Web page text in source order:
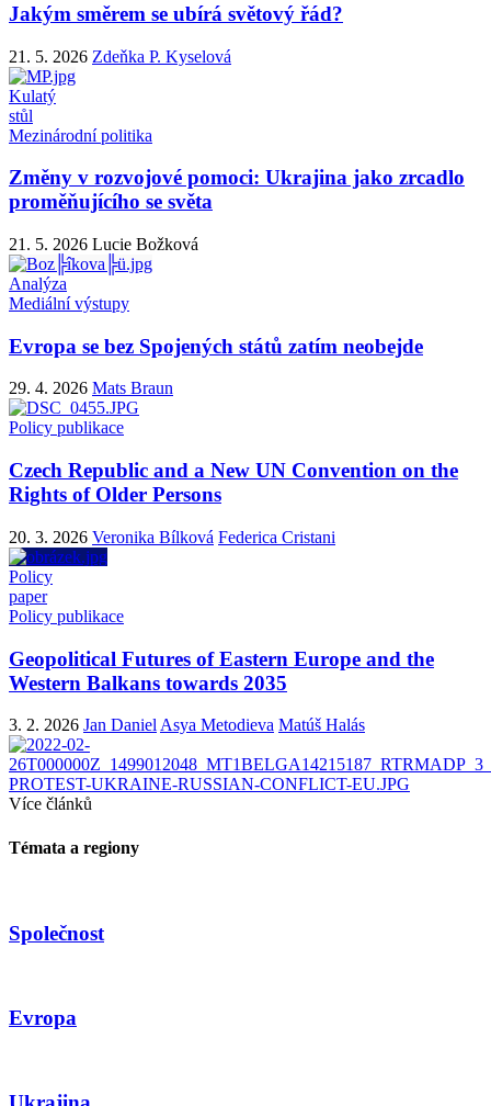
Jakým směrem se ubírá světový řád?
21. 5. 2026 Zdeňka P. Kyselová
Kulatý
stůl
Mezinárodní politika
Změny v rozvojové pomoci: Ukrajina jako zrcadlo
proměňujícího se světa
21. 5. 2026 Lucie Božková
Analýza
Mediální výstupy
Evropa se bez Spojených států zatím neobejde
29. 4. 2026 Mats Braun
Policy publikace
Czech Republic and a New UN Convention on the
Rights of Older Persons
20. 3. 2026 Veronika Bílková Federica Cristani
Policy
paper
Policy publikace
Geopolitical Futures of Eastern Europe and the
Western Balkans towards 2035
3. 2. 2026 Jan Daniel Asya Metodieva Matúš Halás
Více článků
Témata a regiony
Společnost
Evropa